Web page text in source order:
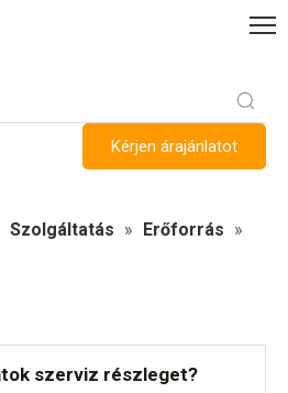
Kérjen árajánlatot
Szolgáltatás » Erőforrás »
szerviz részleget?